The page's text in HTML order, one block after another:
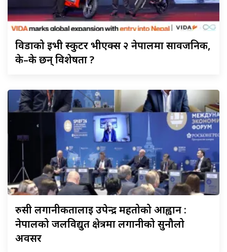
विडाकोईभी स्कुटर भीएक्स २ नेपालमा सार्वजनिक,
के–के छन् विशेषता ?
रुसीलगानीकर्तालाई उपेन्द्र महतोको आह्वान :
नेपालको जलविद्युत क्षेत्रमा लगानीको सुनौलो
अवसर